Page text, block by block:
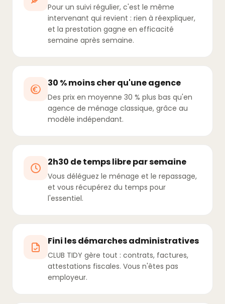
Pour un suivi régulier, c'est le même
intervenant qui revient : rien à réexpliquer,
et la prestation gagne en efficacité
semaine après semaine.
30 % moins cher qu'une agence
Des prix en moyenne 30 % plus bas qu'en
agence de ménage classique, grâce au
modèle indépendant.
2h30 de temps libre par semaine
Vous déléguez le ménage et le repassage,
et vous récupérez du temps pour
l'essentiel.
Fini les démarches administratives
CLUB TIDY gère tout : contrats, factures,
attestations fiscales. Vous n'êtes pas
employeur.